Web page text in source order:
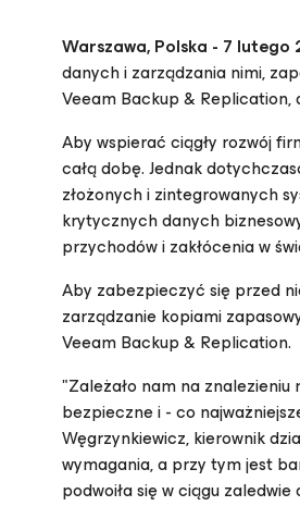
Warszawa, Polska - 7 lutego
danych i zarządzania nimi,
Veeam Backup &
Aby wspierać ciągły rozwój
całą dobę. Jednak
złożonych i zintegrowanych
krytycznych danych
przychodów i zakłócenia w
Aby zabezpieczyć się przed
zarządzanie kopiami
Veeam Backup & Replication.
"Zależało nam na
bezpieczne i - co
Węgrzynkiewicz, kierownik
wymagania, a przy tym jest
podwoiła się w ciągu